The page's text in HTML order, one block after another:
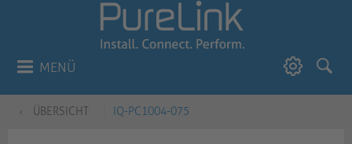
MENÜ
ÜBERSICHT IQ-PC1004-075